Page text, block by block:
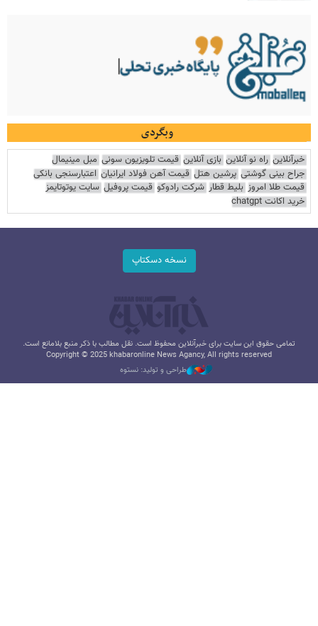
وبگردی
خبرآنلاین راه نو آنلاین بازی آنلاین قیمت تلویزیون سونی مبل مینیمال
جراح بینی گوشتی پرشین هتل قیمت آهن فولاد ایرانیان اعتبارسنجی بانکی
قیمت طلا امروز بلیط قطار شرکت رادوکو قیمت پروفیل سایت یوتوتایمز
خرید اکانت chatgpt
نسخه دسکتاپ
تمامی حقوق این سایت برای خبرآنلاین محفوظ است. نقل مطالب با ذکر منبع بلامانع است.
Copyright © 2025 khabaronline News Agancy, All rights reserved
طراحی و تولید: نستوه